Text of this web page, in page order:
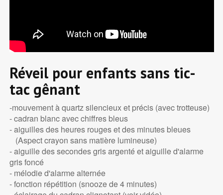
Réveil pour enfants sans tic-
tac gênant
-mouvement à quartz silencieux et précis (avec trotteuse)
- cadran blanc avec chiffres bleus
- aiguilles des heures rouges et des minutes bleues
(Aspect crayon sans matière lumineuse)
- aiguille des secondes gris argenté et aiguille d'alarme
gris foncé
- mélodie d'alarme alternée
- fonction répétition (snooze de 4 minutes)